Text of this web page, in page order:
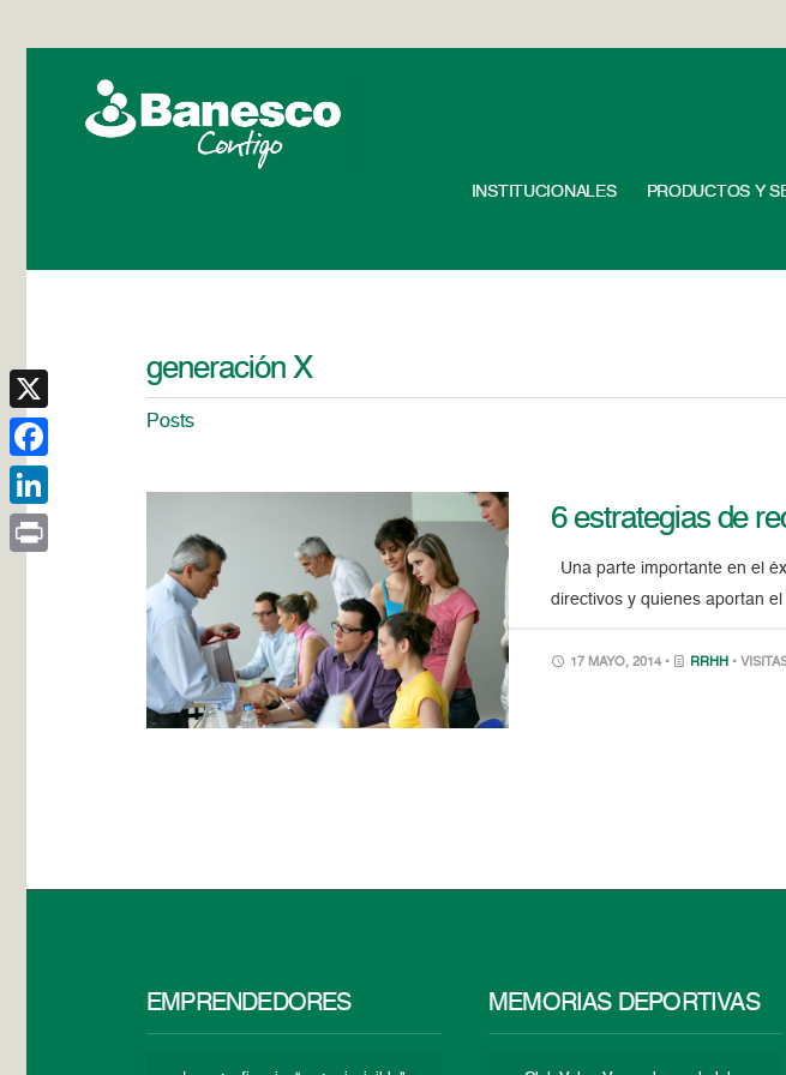
INSTITUCIONALES PRODUCTOS Y
generación X
Posts
6 estrategias de
Una parte importante en el
directivos y quienes aportan
17 MAYO, 2014 • RRHH •
EMPRENDEDORES MEMORIAS DEPORTIVAS
X
Facebook
LinkedIn